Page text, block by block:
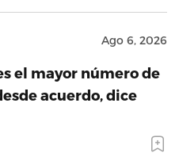
Ago 6, 2026
el mayor número de
acuerdo, dice